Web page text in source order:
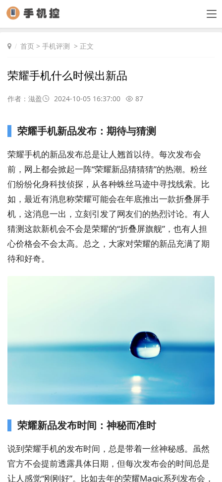
首页 > 手机评测 > 正文
荣耀手机什么时候出新品
作者：滋盈 2024-10-05 16:37:00 87
荣耀手机新品发布：期待与猜测
荣耀手机的新品发布总是让人翘首以待。每次发布会
前，网上都会掀起一阵“荣耀新品猜猜猜”的热潮。粉丝
们纷纷化身科技侦探，从各种蛛丝马迹中寻找线索。比
如，最近有消息称荣耀可能会在年底推出一款折叠屏手
机，这消息一出，立刻引发了网友们的热烈讨论。有人
猜测这款新机会不会是荣耀的“折叠屏旗舰”，也有人担
心价格会不会太高。总之，大家对荣耀的新品充满了期
待和好奇。
荣耀新品发布时间：神秘而准时
说到荣耀手机的发布时间，总是带着一丝神秘感。虽然
官方不会提前透露具体日期，但每次发布会的时间总是
让人感觉“刚刚好”。比如去年的荣耀Magic系列发布会，